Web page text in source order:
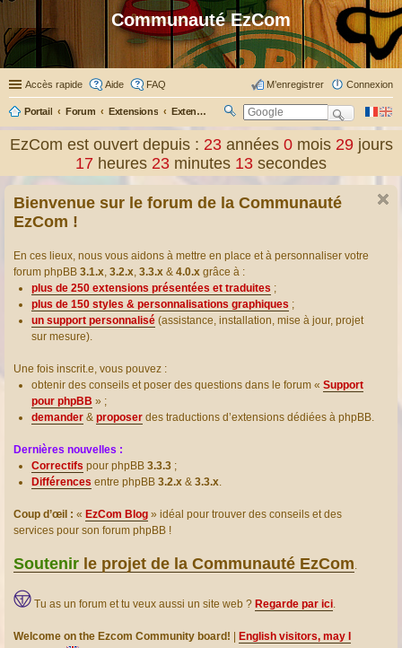
Communauté EzCom
Accès rapide Aide FAQ Connexion
M’enregistrer
Portail Forum Extensions Extensions présentées & traduites
er
EzCom est ouvert depuis : 23 années0 mois29 jours
17 heures 23 minutes 13 secondes
Bienvenue sur le forum de la Communauté
EzCom !
En ces lieux, nous vous aidons à mettre en place et à personnaliser votre
forum phpBB 3.1.x, 3.2.x, 3.3.x & 4.0.x grâce à :
plus de 250 extensions présentées et traduites ;
plus de 150 styles & personnalisations graphiques ;
un support personnalisé (assistance, installation, mise à jour, projet
sur mesure).
Une fois inscrit.e, vous pouvez :
obtenir des conseils et poser des questions dans le forum « Support
pour phpBB » ;
demander & proposer des traductions d’extensions dédiées à phpBB.
Dernières nouvelles :
Correctifs pour phpBB 3.3.3 ;
Différences entre phpBB 3.2.x & 3.3.x.
Coup d’œil : « EzCom Blog » idéal pour trouver des conseils et des
services pour son forum phpBB !
Soutenir le projet de la Communauté EzCom.
Tu as un forum et tu veux aussi un site web ? Regarde par ici.
Welcome on the Ezcom Community board!
English visitors, may I